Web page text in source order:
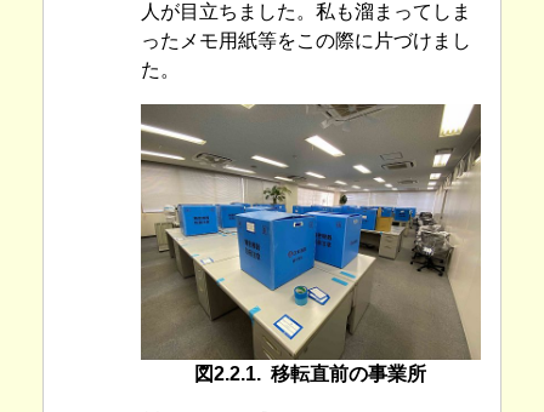
人が目立ちました。私も溜まってしま
ったメモ用紙等をこの際に片づけまし
た。
図2.2.1. 移転直前の事業所